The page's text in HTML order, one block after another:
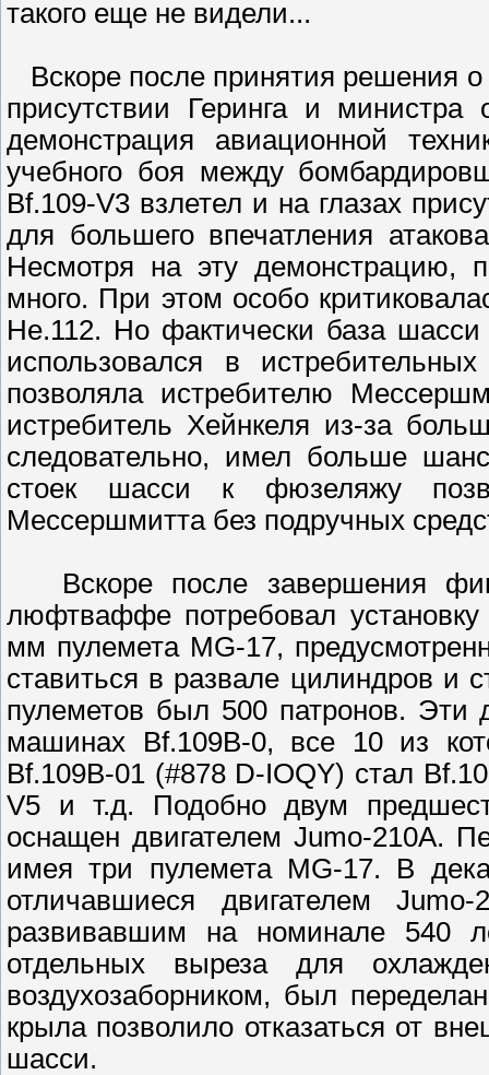
такого еще не видели...
Вскоре после принятия решения
присутствии Геринга и
демонстрация авиационной
учебного боя между
Bf.109-V3 взлетел и на глазах
для большего впечатления
Hесмотря на эту демонстрацию,
много. При этом особо
He.112. Hо фактически база
использовался в
позволяла истребителю
истребитель Хейнкеля из-за
следовательно, имел больше
стоек шасси к фюзеляжу
Мессершмитта без подручных
Вскоре после завершения
люфтваффе потребовал
мм пулемета MG-17,
ставиться в развале цилиндров и
пулеметов был 500 патронов. Эти
машинах Bf.109B-0, все 10 из
Bf.109B-01 (#878 D-IOQY) стал
V5 и т.д. Подобно двум
оснащен двигателем Jumo-210A.
имея три пулемета MG-17. В
отличавшиеся двигателем
развивавшим на номинале 540
отдельных выреза для
воздухозаборником, был
крыла позволило отказаться от
шасси.